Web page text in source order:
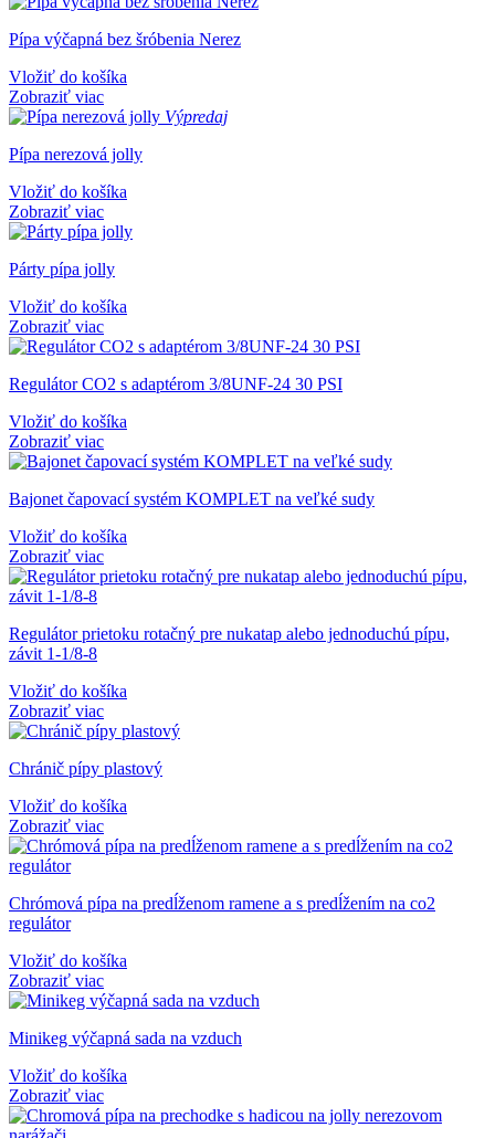
Pípa výčapná bez šróbenia Nerez
Vložiť do košíka
Zobraziť viac
Výpredaj
Pípa nerezová jolly
Vložiť do košíka
Zobraziť viac
Párty pípa jolly
Vložiť do košíka
Zobraziť viac
Regulátor CO2 s adaptérom 3/8UNF-24 30 PSI
Vložiť do košíka
Zobraziť viac
Bajonet čapovací systém KOMPLET na veľké sudy
Vložiť do košíka
Zobraziť viac
Regulátor prietoku rotačný pre nukatap alebo jednoduchú pípu,
závit 1-1/8-8
Vložiť do košíka
Zobraziť viac
Chránič pípy plastový
Vložiť do košíka
Zobraziť viac
Chrómová pípa na predĺženom ramene a s predĺžením na co2
regulátor
Vložiť do košíka
Zobraziť viac
Minikeg výčapná sada na vzduch
Vložiť do košíka
Zobraziť viac